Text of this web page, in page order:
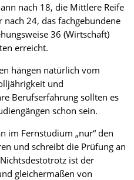
nach 18, die Mittlere Reife
nach 24, das fachgebundene
36 (Wirtschaft)
erreicht.
hängen natürlich vom
und
Berufserfahrung sollten es
schon sein.
im Fernstudium „nur“ den
und schreibt die Prüfung an
ist der
gleichermaßen von